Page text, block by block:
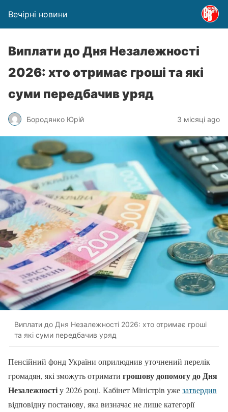
Вечірні новини
Виплати до Дня Незалежності
2026: хто отримає гроші та які
суми передбачив уряд
Бородянко Юрій 3 місяці ago
Виплати до Дня Незалежності 2026: хто отримає гроші
та які суми передбачив уряд
Пенсійний фонд України оприлюднив уточнений перелік
громадян, які зможуть отримати грошову допомогу до Дня
Незалежностіу 2026 році. Кабінет Міністрів ужезатвердив
відповідну постанову, яка визначає не лише категорії